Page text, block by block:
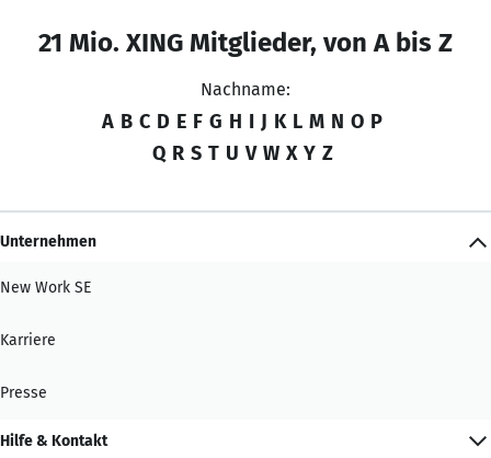
21 Mio. XING Mitglieder, von A bis Z
Nachname:
A B C D E F G H I J K L M N O P
Q R S T U V W X Y Z
Unternehmen
New Work SE
Karriere
Presse
Hilfe & Kontakt